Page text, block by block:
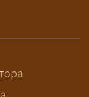
заявку